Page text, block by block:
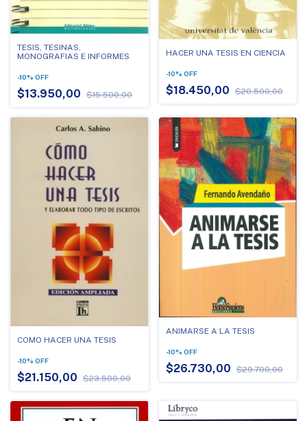
TESIS, TESINAS,
MONOGRAFIAS E INFORMES
-10% OFF
$13.950,00 $15.500,00
HACER UNA TESIS EN CIENCIA
-10% OFF
$18.450,00 $20.500,00
COMO HACER UNA TESIS
-10% OFF
$21.150,00 $23.500,00
ANIMARSE A LA TESIS
-10% OFF
$26.730,00 $29.700,00